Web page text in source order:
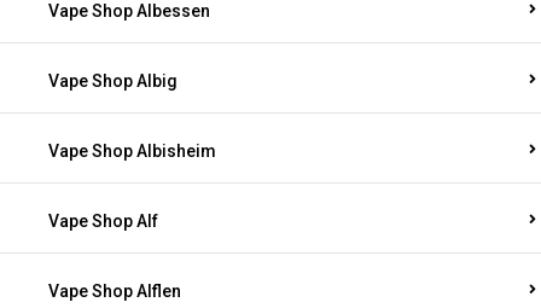
Vape Shop Albessen
Vape Shop Albig
Vape Shop Albisheim
Vape Shop Alf
Vape Shop Alflen